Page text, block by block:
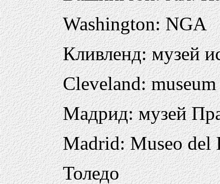
Washington: NGA
Кливленд: музей
Cleveland:
Мадрид: музей
Madrid: Museo del
Толедо